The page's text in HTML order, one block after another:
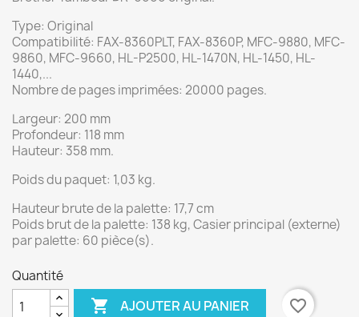
Type: Original
Compatibilité: FAX-8360PLT, FAX-8360P, MFC-9880, MFC-
9860, MFC-9660, HL-P2500, HL-1470N, HL-1450, HL-
1440,...
Nombre de pages imprimées: 20000 pages.
Largeur: 200 mm
Profondeur: 118 mm
Hauteur: 358 mm.
Poids du paquet: 1,03 kg.
Hauteur brute de la palette: 17,7 cm
Poids brut de la palette: 138 kg, Casier principal (externe)
par palette: 60 pièce(s).
Quantité
 AJOUTER AU PANIER
favorite_border